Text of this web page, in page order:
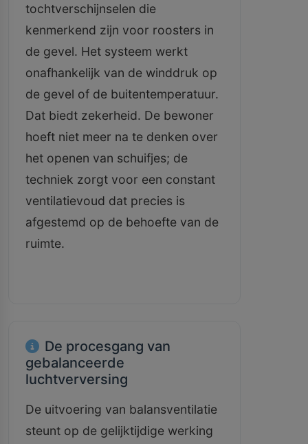
tochtverschijnselen die
kenmerkend zijn voor roosters in
de gevel. Het systeem werkt
onafhankelijk van de winddruk op
de gevel of de buitentemperatuur.
Dat biedt zekerheid. De bewoner
hoeft niet meer na te denken over
het openen van schuifjes; de
techniek zorgt voor een constant
ventilatievoud dat precies is
afgestemd op de behoefte van de
ruimte.
De procesgang van
gebalanceerde
luchtverversing
De uitvoering van balansventilatie
steunt op de gelijktijdige werking